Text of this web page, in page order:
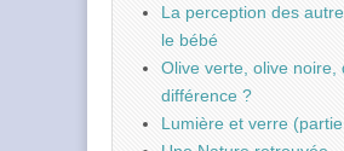
La perception des
le bébé
Olive verte, olive noire,
différence ?
Lumière et verre